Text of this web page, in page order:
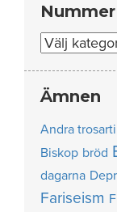
Nummer
Nummer
Ämnen
Andra
Biskop bröd
dagarna
Fariseism